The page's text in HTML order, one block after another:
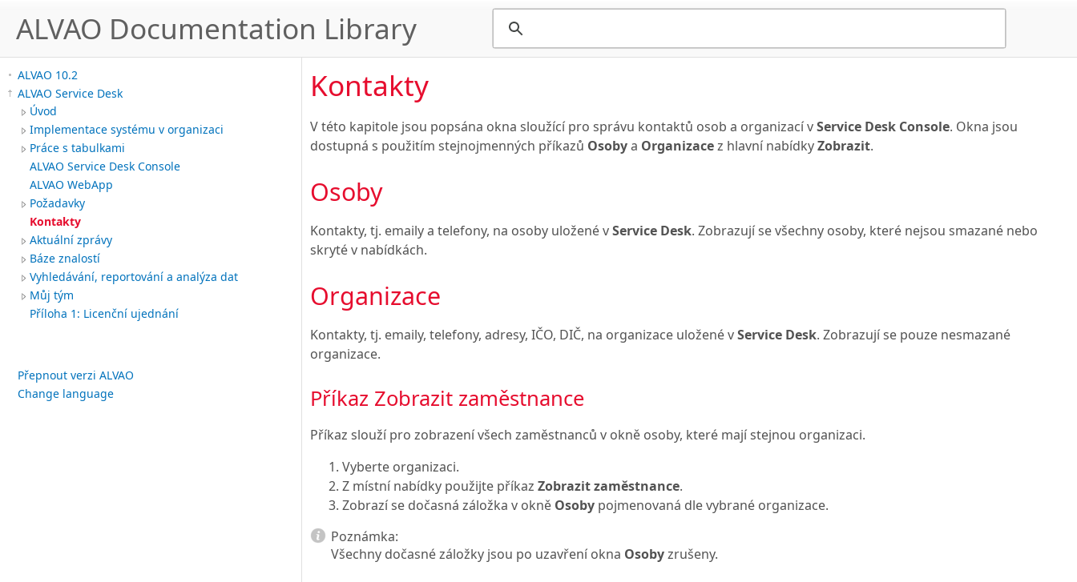
ALVAO Documentation Library
ALVAO 10.2
ALVAO Service Desk
Úvod
Implementace systému v organizaci
Práce s tabulkami
ALVAO Service Desk Console
ALVAO WebApp
Požadavky
Kontakty
Aktuální zprávy
Báze znalostí
Vyhledávání, reportování a analýza dat
Můj tým
Příloha 1: Licenční ujednání
Přepnout verzi ALVAO
Change language
Kontakty
V této kapitole jsou popsána okna sloužící pro správu kontaktů osob a organizací vService Desk Console. Okna jsou
dostupná s použitím stejnojmenných příkazů Osobya Organizacez hlavní nabídkyZobrazit.
Osoby
Kontakty, tj. emaily a telefony, na osoby uložené vService Desk. Zobrazují se všechny osoby, které nejsou smazané nebo
skryté v nabídkách.
Organizace
Kontakty, tj. emaily, telefony, adresy, IČO, DIČ, na organizace uložené vService Desk. Zobrazují se pouze nesmazané
organizace.
Příkaz Zobrazit zaměstnance
Příkaz slouží pro zobrazení všech zaměstnanců v okně osoby, které mají stejnou organizaci.
Vyberte organizaci.
Z místní nabídky použijte příkaz Zobrazit zaměstnance.
Zobrazí se dočasná záložka v okně Osoby pojmenovaná dle vybrané organizace.
Poznámka:
Všechny dočasné záložky jsou po uzavření okna Osobyzrušeny.